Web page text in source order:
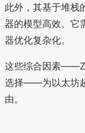
此外，其基于堆栈
器的模型高效。它
器优化复杂化。
这些综合因素
选择——为以太坊
由。